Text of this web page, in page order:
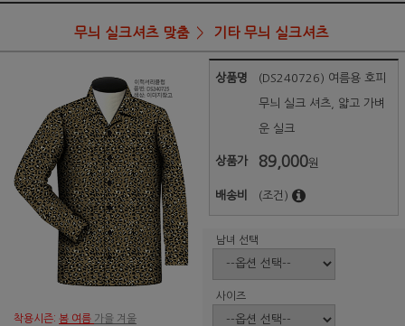
무늬 실크셔츠 맞춤 기타 무늬 실크셔츠
착용시즌: 봄 여름 가을 겨울
상품명 (DS240726) 여름용 호피
무늬 실크 셔츠, 얇고 가벼
운 실크
상품가 89,000원
배송비 (조건)
남녀 선택
사이즈